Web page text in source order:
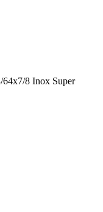
8 Inox Super